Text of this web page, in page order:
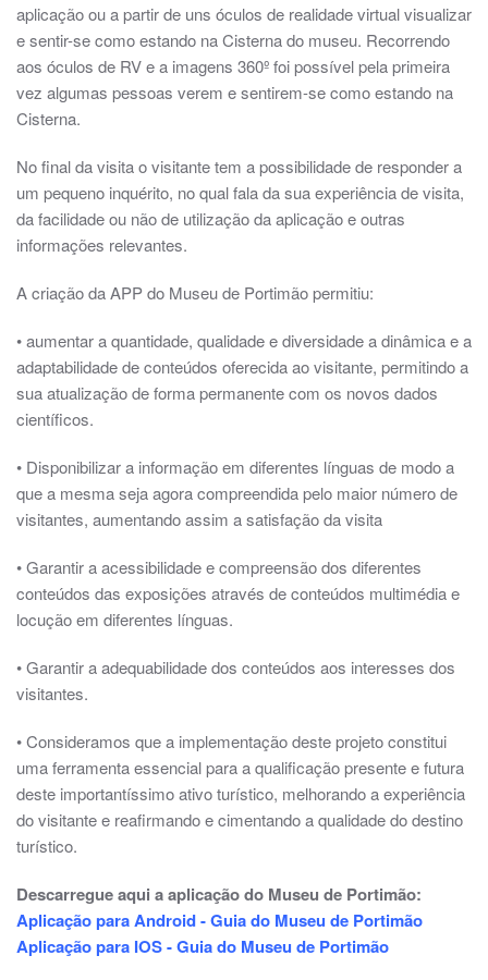
aplicação ou a partir de uns óculos de realidade virtual visualizar
e sentir-se como estando na Cisterna do museu. Recorrendo
aos óculos de RV e a imagens 360º foi possível pela primeira
vez algumas pessoas verem e sentirem-se como estando na
Cisterna.
No final da visita o visitante tem a possibilidade de responder a
um pequeno inquérito, no qual fala da sua experiência de visita,
da facilidade ou não de utilização da aplicação e outras
informações relevantes.
A criação da APP do Museu de Portimão permitiu:
• aumentar a quantidade, qualidade e diversidade a dinâmica e a
adaptabilidade de conteúdos oferecida ao visitante, permitindo a
sua atualização de forma permanente com os novos dados
científicos.
• Disponibilizar a informação em diferentes línguas de modo a
que a mesma seja agora compreendida pelo maior número de
visitantes, aumentando assim a satisfação da visita
• Garantir a acessibilidade e compreensão dos diferentes
conteúdos das exposições através de conteúdos multimédia e
locução em diferentes línguas.
• Garantir a adequabilidade dos conteúdos aos interesses dos
visitantes.
• Consideramos que a implementação deste projeto constitui
uma ferramenta essencial para a qualificação presente e futura
deste importantíssimo ativo turístico, melhorando a experiência
do visitante e reafirmando e cimentando a qualidade do destino
turístico.
Descarregue aqui a aplicação do Museu de Portimão:
Aplicação para Android - Guia do Museu de Portimão
Aplicação para IOS - Guia do Museu de Portimão